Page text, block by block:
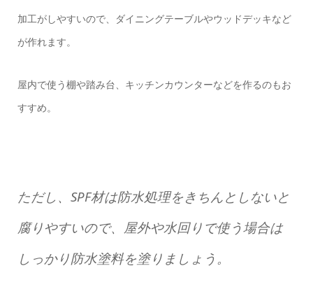
加工がしやすいので、ダイニングテーブルやウッドデッキなど
が作れます。
屋内で使う棚や踏み台、キッチンカウンターなどを作るのもお
すすめ。
ただし、SPF材は防水処理をきちんとしないと
腐りやすいので、屋外や水回りで使う場合は
しっかり防水塗料を塗りましょう。